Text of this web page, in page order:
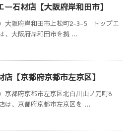
ー石材店【大阪府岸和田市】
）大阪府岸和田市上松町2-3-5 トップエ
、大阪府岸和田市を拠 ...
店【京都府京都市左京区】
）京都府京都市左京区北白川山ノ元町8
は、京都府京都市左京区を ...